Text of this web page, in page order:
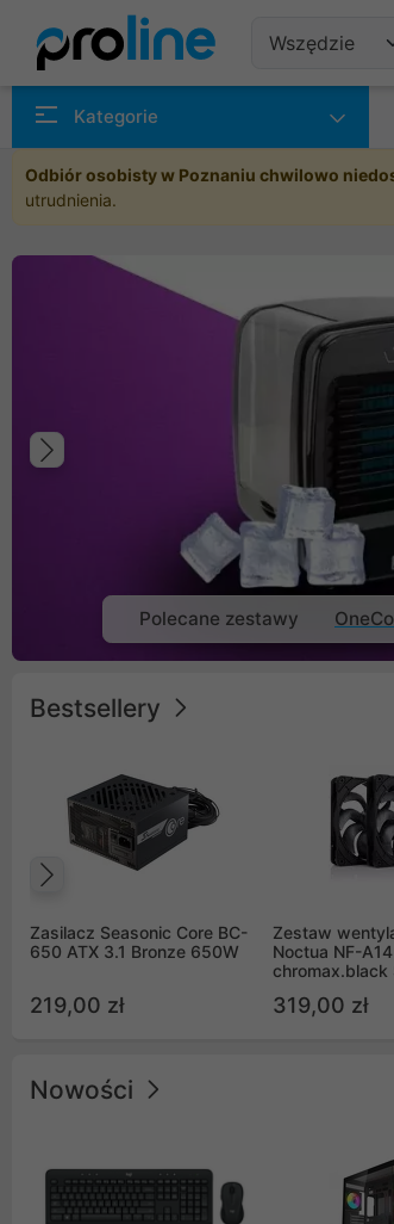
Kategorie
Odbiór osobisty w Poznaniu chwilowo
utrudnienia.
Poprzedni
Polecane zestawy
Bestsellery
Zasilacz Seasonic Core BC-
650 ATX 3.1 Bronze 650W
219,00 zł
Zestaw
Noctua NF-
chromax.black
(2szt)
319,00 zł
Nowości